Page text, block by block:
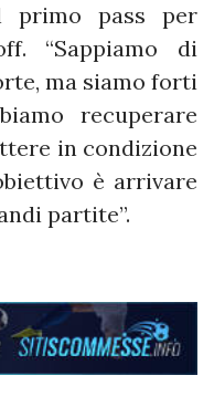
primo pass per
“Sappiamo di
ma siamo forti
recuperare
in condizione
è arrivare
partite”.